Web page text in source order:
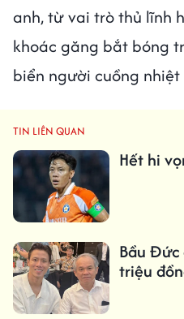
anh, từ vai trò thủ lĩnh
khoác găng bắt bóng
biển người cuồng
TIN LIÊN QUAN
Hết hi
Bầu Đức
triệu